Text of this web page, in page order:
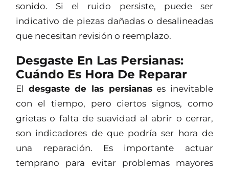
sonido. Si el ruido persiste, puede ser
indicativo de piezas dañadas o desalineadas
que necesitan revisión o reemplazo.
Desgaste En Las Persianas:
Cuándo Es Hora De Reparar
El desgaste de las persianases inevitable
con el tiempo, pero ciertos signos, como
grietas o falta de suavidad al abrir o cerrar,
son indicadores de que podría ser hora de
una reparación. Es importante actuar
temprano para evitar problemas mayores